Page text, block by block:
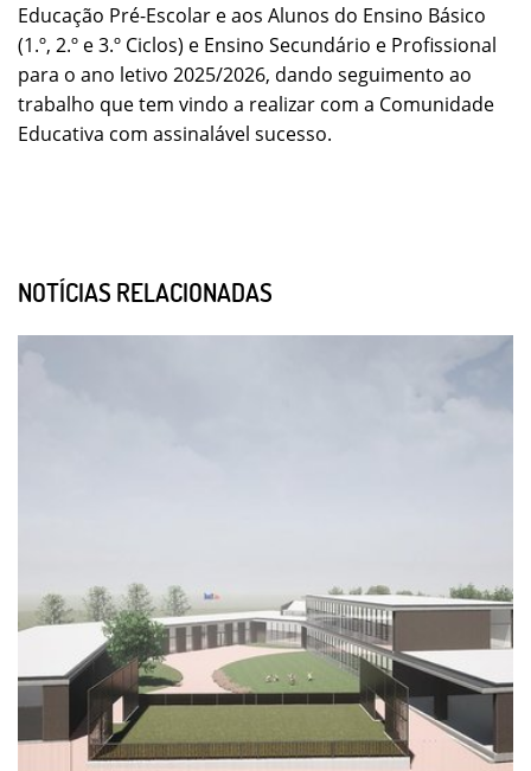
Educação Pré-Escolar e aos Alunos do Ensino Básico
(1.º, 2.º e 3.º Ciclos) e Ensino Secundário e Profissional
para o ano letivo 2025/2026, dando seguimento ao
trabalho que tem vindo a realizar com a Comunidade
Educativa com assinalável sucesso.
NOTÍCIAS RELACIONADAS